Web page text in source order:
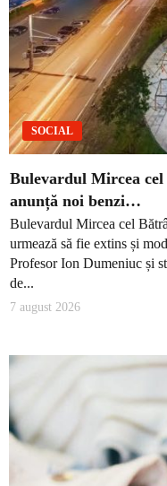
SOCIAL
Bulevardul Mircea
anunță noi benzi…
Bulevardul Mircea cel
urmează să fie extins și
Profesor Ion Dumeniuc și
de...
7 august 2026